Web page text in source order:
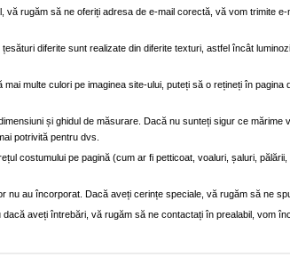
rugăm să ne oferiți adresa de e-mail corectă, vă vom trimite
diferite sunt realizate din diferite texturi, astfel încât
multe culori pe imaginea site-ului, puteți să o rețineți în
și ghidul de măsurare. Dacă nu sunteți sigur ce
potrivită pentru dvs.
costumului pe pagină (cum ar fi petticoat, voaluri, șaluri,
nu au încorporat. Dacă aveți cerințe speciale, vă rugăm să ne
aveți întrebări, vă rugăm să ne contactați în prealabil, vom